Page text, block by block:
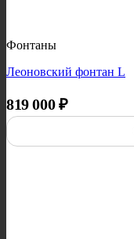
Фонтаны
Леоновский фонтан L
819 000₽